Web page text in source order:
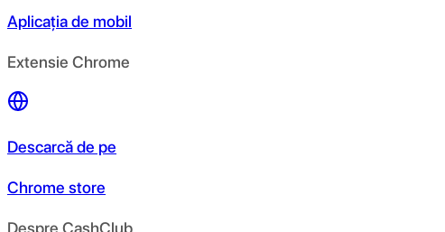
Aplicația de mobil
Extensie Chrome
Descarcă de pe
Chrome store
Despre CashClub